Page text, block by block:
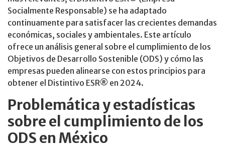
Socialmente Responsable) se ha adaptado
continuamente para satisfacer las crecientes demandas
económicas, sociales y ambientales. Este artículo
ofrece un análisis general sobre el cumplimiento de los
Objetivos de Desarrollo Sostenible (ODS) y cómo las
empresas pueden alinearse con estos principios para
obtener el Distintivo ESR® en 2024.
Problemática y estadísticas
sobre el cumplimiento de los
ODS en México